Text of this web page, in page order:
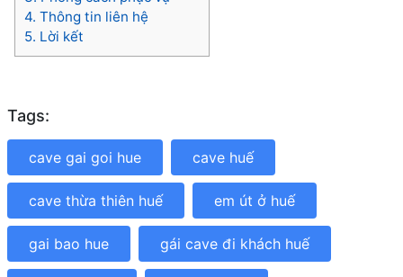
4. Thông tin liên hệ
5. Lời kết
Tags:
cave gai goi hue cave huế
cave thừa thiên huế em út ở huế
gai bao hue gái cave đi khách huế